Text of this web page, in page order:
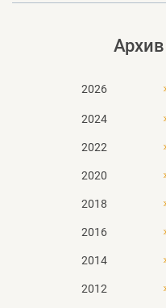
2026
2024
2022
2020
2018
2016
2014
2012